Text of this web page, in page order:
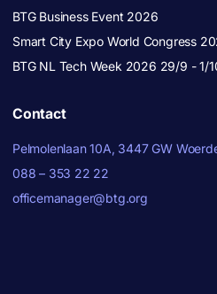
BTG Business Event 2026
Smart City Expo World Congress
BTG NL Tech Week 2026 29/9 - 1/
Contact
Pelmolenlaan 10A, 3447 GW
088 – 353 22 22
officemanager@btg.org